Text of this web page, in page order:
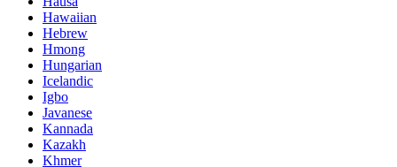
Hawaiian
Hebrew
Hmong
Hungarian
Icelandic
Igbo
Javanese
Kannada
Kazakh
Khmer